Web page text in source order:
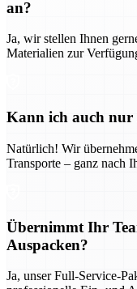
an?
Ja, wir stellen Ihnen
Materialien zur
Kann ich auch nur
Natürlich! Wir
Transporte – ganz nach
Übernimmt Ihr
Auspacken?
Ja, unser Full-Service-